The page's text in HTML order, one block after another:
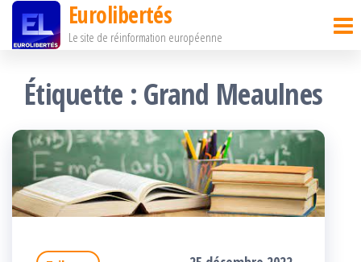
Passer
contenu
Eurolibertés
Le site de réinformation européenne
Étiquette : Grand Meaulnes